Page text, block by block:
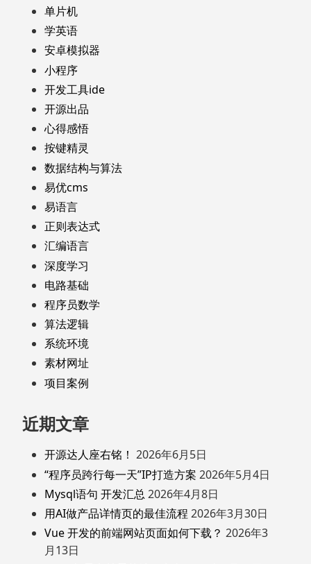
单片机
学英语
安卓模拟器
小程序
开发工具ide
开源出品
心得感悟
按键精灵
数据结构与算法
易优cms
易语言
正则表达式
汇编语言
深度学习
电路基础
程序员数学
算法逻辑
系统环境
素材网址
项目案例
近期文章
开源达人座右铭！ 2026年6月5日
“程序员跨行每一天”IP打造方案 2026年5月4日
Mysql语句 开发汇总 2026年4月8日
用AI做产品详情页的最佳流程 2026年3月30日
Vue 开发的前端网站页面如何下载？ 2026年3
月13日